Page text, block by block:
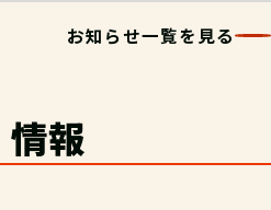
お知らせ一覧を見る
情報